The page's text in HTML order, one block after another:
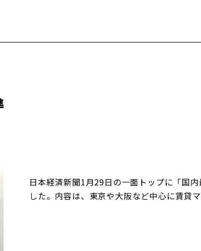
）
お部屋探しのお客様へ
日本経済新聞1月29日の一面トップに「国
した。内容は、東京や大阪など中心に賃貸